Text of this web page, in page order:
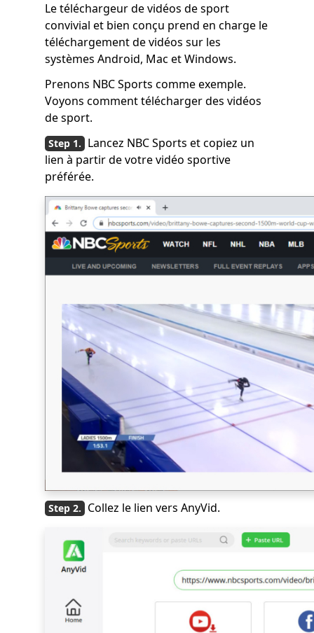
Le téléchargeur de vidéos de sport
convivial et bien conçu prend en charge le
téléchargement de vidéos sur les
systèmes Android, Mac et Windows.
Prenons NBC Sports comme exemple.
Voyons comment télécharger des vidéos
de sport.
Lancez NBC Sports et copiez un
lien à partir de votre vidéo sportive
préférée.
Collez le lien vers AnyVid.